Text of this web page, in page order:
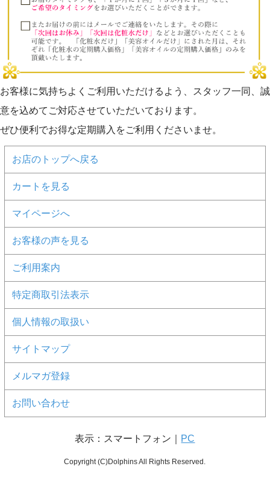
※小雨決行／大雨ご相談
明治神宮 一の鳥居前
＜アクセス＞ JR原宿駅 徒歩１分
■内容
・森とつながるワーク
・視覚をひらくワーク
・聴覚をひらくワーク
・触覚をひらくワーク
・味覚をひらくワーク
お客様に気持ちよくご利用いただけるよう、スタッフ一同、誠
意を込めてご対応させていただいております。
ぜひ便利でお得な定期購入をご利用くださいませ。
お店のトップへ戻る
カートを見る
マイページへ
お客様の声を見る
ご利用案内
特定商取引法表示
個人情報の取扱い
サイトマップ
メルマガ登録
お問い合わせ
表示：スマートフォン｜ PC
Copyright (C)Dolphins All Rights Reserved.